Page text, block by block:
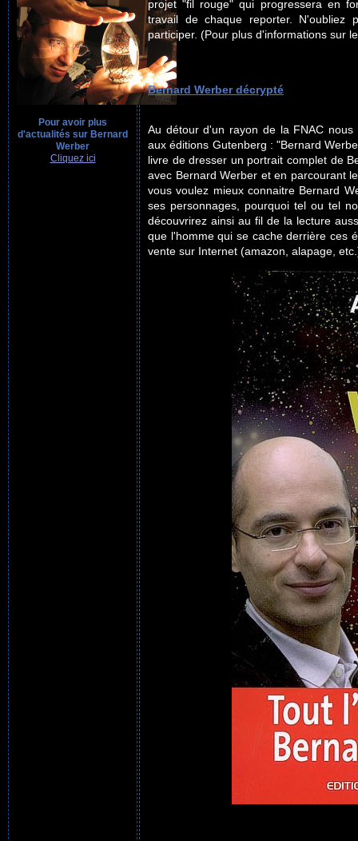
Pour avoir plus
d'actualités sur Bernard
Werber
Cliquez ici
projet "fil rouge" qui progressera en
travail de chaque reporter. N'oubliez
participer. (Pour plus d'informations sur
Bernard Werber décrypté
Au détour d'un rayon de la FNAC
aux éditions Gutenberg : "Bernard
livre de dresser un portrait complet de
avec Bernard Werber et en parcourant
vous voulez mieux connaitre Bernard
ses personnages, pourquoi tel ou tel
découvrirez ainsi au fil de la lecture
que l'homme qui se cache derrière ces
vente sur Internet (amazon, alapage,